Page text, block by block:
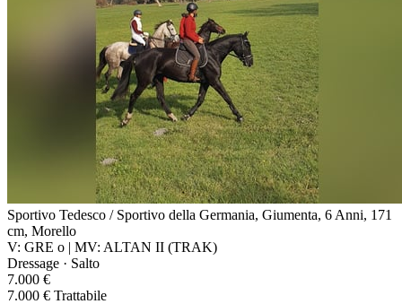
Sportivo Tedesco / Sportivo della Germania, Giumenta, 6 Anni, 171
cm, Morello
V: GRE o | MV: ALTAN II (TRAK)
Dressage · Salto
7.000 €
7.000 € Trattabile